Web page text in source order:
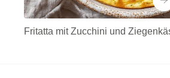
Fritatta mit Zucchini und